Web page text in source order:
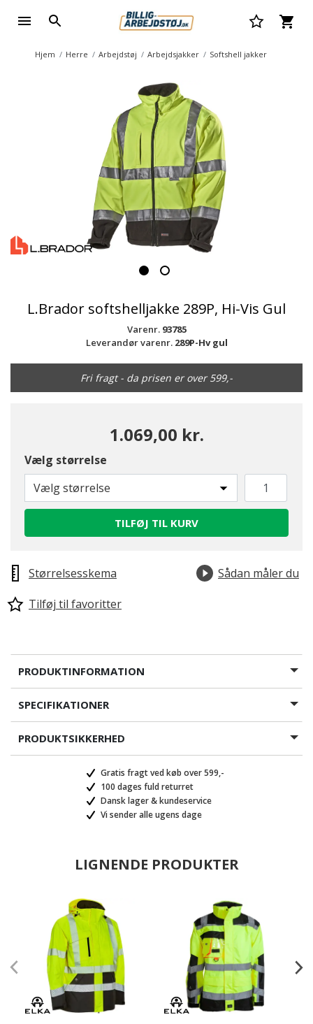
Hjem Herre Arbejdstøj Arbejdsjakker Softshell jakker
L.Brador softshelljakke 289P, Hi-Vis Gul
Varenr. 93785
Leverandør varenr. 289P-Hv gul
Fri fragt - da prisen er over 599,-
1.069,00 kr.
Vælg størrelse
Vælg størrelse
TILFØJ TIL KURV
Størrelsesskema
Sådan måler du
Tilføj til favoritter
PRODUKTINFORMATION
SPECIFIKATIONER
PRODUKTSIKKERHED
Gratis fragt ved køb over 599,-
100 dages fuld returret
Dansk lager & kundeservice
Vi sender alle ugens dage
LIGNENDE PRODUKTER